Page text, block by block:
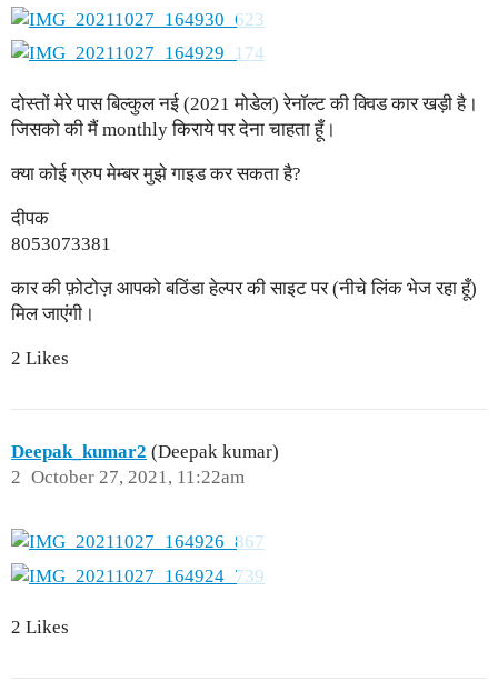
दोस्तों मेरे पास बिल्कुल नई (2021 मोडेल) रेनॉल्ट की क्विड कार खड़ी है।
जिसको की मैं monthly किराये पर देना चाहता हूँ।
क्या कोई ग्रुप मेम्बर मुझे गाइड कर सकता है?
दीपक
8053073381
कार की फ़ोटोज़ आपको बठिंडा हेल्पर की साइट पर (नीचे लिंक भेज रहा हूँ)
मिल जाएंगी।
2 Likes
Deepak_kumar2 (Deepak kumar)
October 27, 2021, 11:22am
2
2 Likes